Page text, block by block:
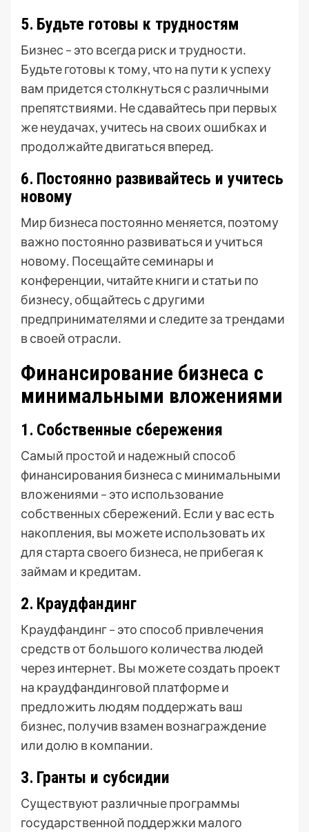
5․ Будьте готовы к трудностям
Бизнес – это всегда риск и трудности․
Будьте готовы к тому, что на пути к успеху
вам придется столкнуться с различными
препятствиями․ Не сдавайтесь при первых
же неудачах, учитесь на своих ошибках и
продолжайте двигаться вперед․
6․ Постоянно развивайтесь и учитесь
новому
Мир бизнеса постоянно меняется, поэтому
важно постоянно развиваться и учиться
новому․ Посещайте семинары и
конференции, читайте книги и статьи по
бизнесу, общайтесь с другими
предпринимателями и следите за трендами
в своей отрасли․
Финансирование бизнеса с
минимальными вложениями
1․ Собственные сбережения
Самый простой и надежный способ
финансирования бизнеса с минимальными
вложениями – это использование
собственных сбережений․ Если у вас есть
накопления, вы можете использовать их
для старта своего бизнеса, не прибегая к
займам и кредитам․
2․ Краудфандинг
Краудфандинг – это способ привлечения
средств от большого количества людей
через интернет․ Вы можете создать проект
на краудфандинговой платформе и
предложить людям поддержать ваш
бизнес, получив взамен вознаграждение
или долю в компании․
3․ Гранты и субсидии
Существуют различные программы
государственной поддержки малого